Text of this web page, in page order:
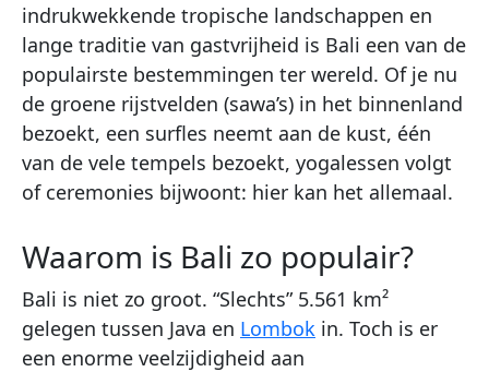
indrukwekkende tropische landschappen en
lange traditie van gastvrijheid is Bali een van de
populairste bestemmingen ter wereld. Of je nu
de groene rijstvelden (sawa’s) in het binnenland
bezoekt, een surfles neemt aan de kust, één
van de vele tempels bezoekt, yogalessen volgt
of ceremonies bijwoont: hier kan het allemaal.
Waarom is Bali zo populair?
Bali is niet zo groot. “Slechts” 5.561 km²
gelegen tussen Java en Lombok in. Toch is er
een enorme veelzijdigheid aan